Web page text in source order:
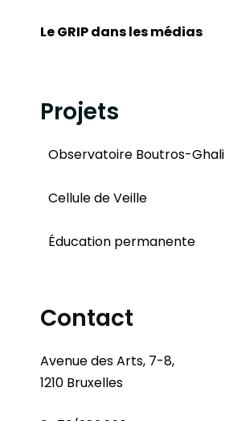
Le GRIP dans les médias
Projets
Observatoire Boutros-Ghali
Cellule de Veille
Éducation permanente
Contact
Avenue des Arts, 7-8,
1210 Bruxelles